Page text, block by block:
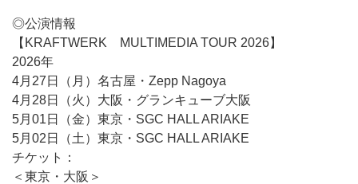
◎公演情報
【KRAFTWERK MULTIMEDIA TOUR 2026】
2026年
4月27日（月）名古屋・Zepp Nagoya
4月28日（火）大阪・グランキューブ大阪
5月01日（金）東京・SGC HALL ARIAKE
5月02日（土）東京・SGC HALL ARIAKE
チケット：
＜東京・大阪＞